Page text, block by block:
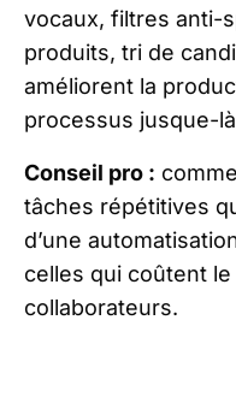
vocaux, filtres anti-
produits, tri de
améliorent la
processus jusque-
Conseil pro :
tâches répétitives
d’une
celles qui coûtent
collaborateurs.